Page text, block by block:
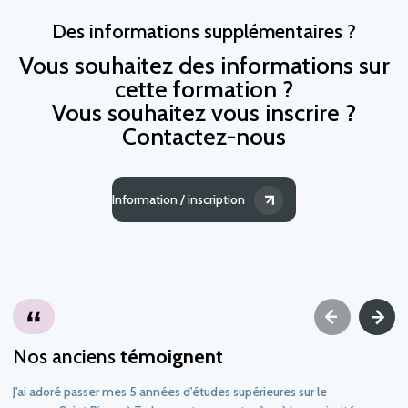
Des informations supplémentaires ?
Vous souhaitez des informations sur
cette formation ?
Vous souhaitez vous inscrire ?
Contactez-nous
Information / inscription
Nos ancienstémoignent
J'ai adoré passer mes 5 années d'études supérieures sur le